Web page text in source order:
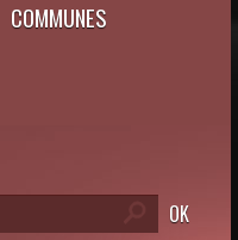
COMMUNES